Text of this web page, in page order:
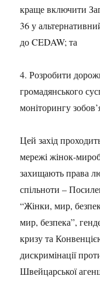
краще включити
36 у
до CEDAW; та
4. Розробити
громадянського
моніторингу
Цей захід
мережі жінок-
захищають права
спільноти –
“Жінки, мир,
мир, безпека”,
кризу та
дискримінації
Швейцарської